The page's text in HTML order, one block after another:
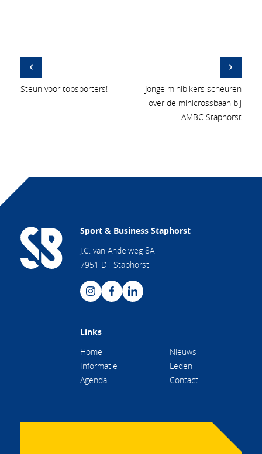
Steun voor topsporters!
Jonge minibikers scheuren
over de minicrossbaan bij
AMBC Staphorst
Sport & Business Staphorst
J.C. van Andelweg 8A
7951 DT Staphorst
Links
Home
Informatie
Agenda
Nieuws
Leden
Contact